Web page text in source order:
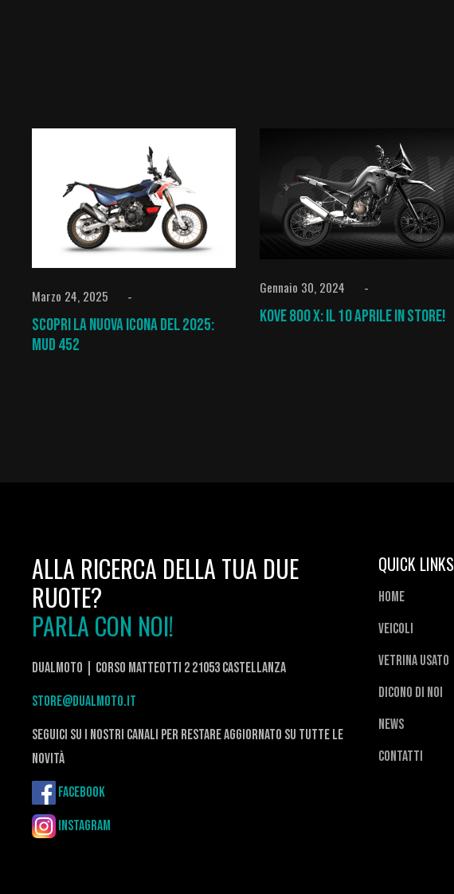
Marzo 24, 2025
Scopri la nuova icona del 2025:
MUD 452
Gennaio 30, 2024
Kove 800 X: il 10 aprile IN STORE!
ALLA RICERCA DELLA TUA DUE
RUOTE?
PARLA CON NOI!
DualMoto | corso Matteotti 2 21053 Castellanza
store@dualmoto.it
seguici su i nostri canali per restare aggiornato su tutte le
novità
Facebook
Instagram
QUICK LINKS
Home
Veicoli
Vetrina usato
Dicono di noi
News
Contatti